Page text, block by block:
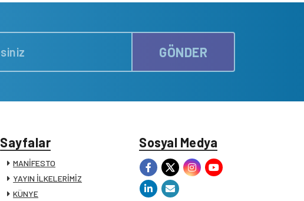
GÖNDER
Sayfalar
MANİFESTO
YAYIN İLKELERİMİZ
KÜNYE
Sosyal Medya